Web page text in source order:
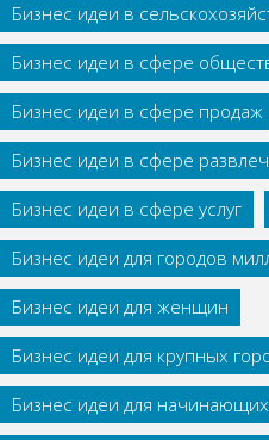
Бизнес идеи в
Бизнес идеи в сфере
Бизнес идеи в сфере продаж
Бизнес идеи в сфере
Бизнес идеи в сфере услуг
Бизнес идеи для городов
Бизнес идеи для женщин
Бизнес идеи для крупных
Бизнес идеи для начинающих